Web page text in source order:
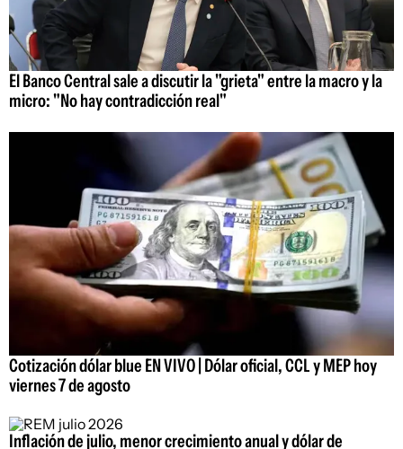
El Banco Central sale a discutir la "grieta" entre la macro y la
micro: "No hay contradicción real"
Cotización dólar blue EN VIVO | Dólar oficial, CCL y MEP hoy
viernes 7 de agosto
Inflación de julio, menor crecimiento anual y dólar de